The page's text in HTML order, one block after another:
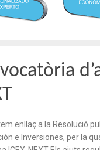
enllaç a la Resolució
e Inversiones, per la